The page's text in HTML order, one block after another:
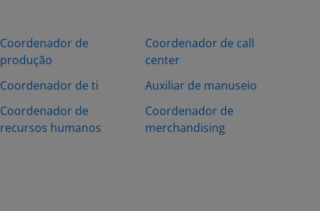
Coordenador de
produção
Coordenador de ti
Coordenador de
recursos humanos
Coordenador de call
center
Auxiliar de manuseio
Coordenador de
merchandising